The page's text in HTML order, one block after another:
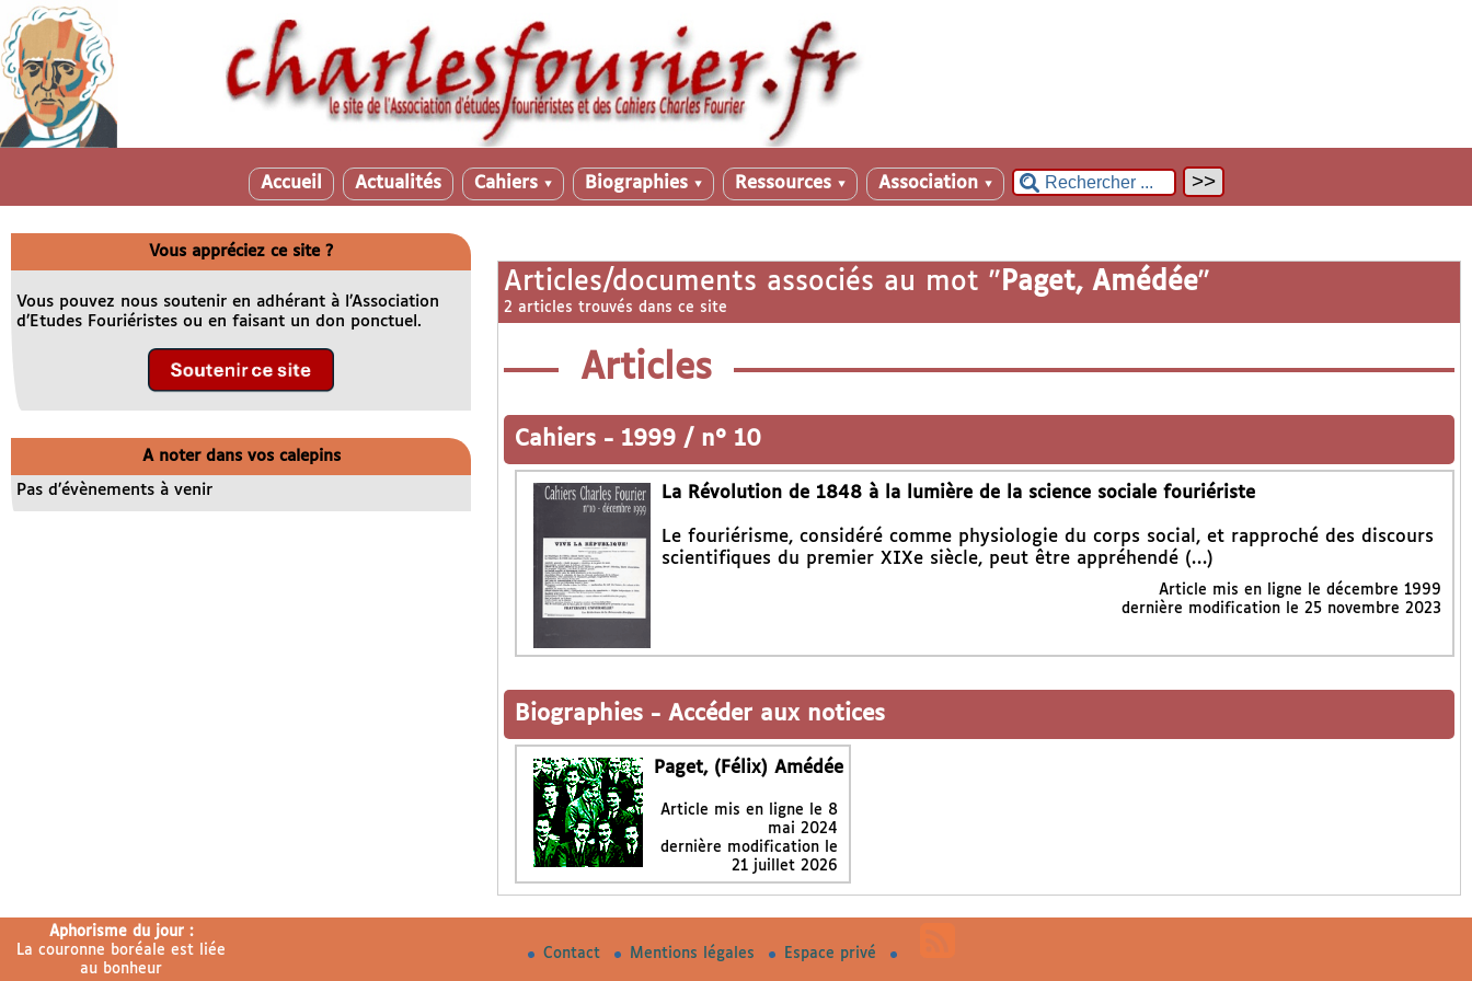
Accueil Actualités Cahiers ▼ Biographies ▼ Ressources ▼ Association ▼
Articles/documents associés au mot " Paget, Amédée"
2 articles trouvés dans ce site
Articles
Cahiers - 1999 / n° 10
La Révolution de 1848 à la lumière de la science sociale fouriériste
Le fouriérisme, considéré comme physiologie du corps social, et rapproché des discours
scientifiques du premier XIXe siècle, peut être appréhendé (…)
Article mis en ligne le décembre 1999
dernière modification le 25 novembre 2023
Biographies - Accéder aux notices
Paget, (Félix) Amédée
Article mis en ligne le 8
mai 2024
dernière modification le
21 juillet 2026
Vous appréciez ce site ?
Vous pouvez nous soutenir en adhérant à l’Association
d’Etudes Fouriéristes ou en faisant un don ponctuel.
A noter dans vos calepins
Pas d’évènements à venir
Aphorisme du jour :
La couronne boréale est liée
au bonheur
Contact Mentions légales Espace privé